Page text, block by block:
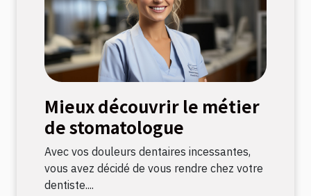
Mieux découvrir le métier
de stomatologue
Avec vos douleurs dentaires incessantes,
vous avez décidé de vous rendre chez votre
dentiste....